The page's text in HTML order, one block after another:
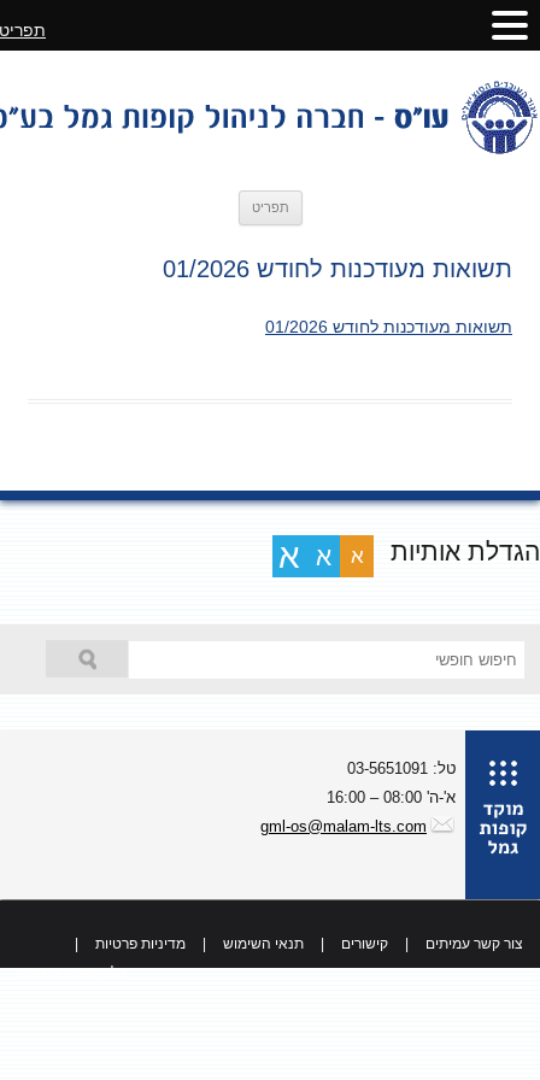
תפריט
תשואות מעודכנות לחודש 01/2026
תשואות מעודכנות לחודש 01/2026
אותיות א א א
טל: 03-5651091
א'-ה' 08:00 – 16:00
gml-os@malam-lts.com
צור קשר עמיתים קישורים תנאי השימוש מדיניות פרטיות
כל הזכויות שמורות
תפריט